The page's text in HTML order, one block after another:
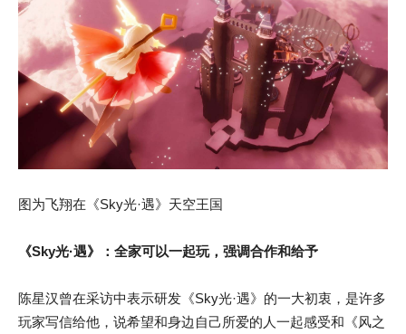
图为飞翔在《Sky光·遇》天空王国
《Sky光·遇》：全家可以一起玩，强调合作和给予
陈星汉曾在采访中表示研发《Sky光·遇》的一大初衷，是许多
玩家写信给他，说希望和身边自己所爱的人一起感受和《风之